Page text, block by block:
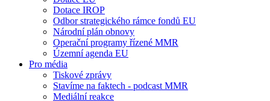
Dotace IROP
Odbor strategického rámce fondů EU
Národní plán obnovy
Operační programy řízené MMR
Územní agenda EU
Pro média
Tiskové zprávy
Stavíme na faktech - podcast MMR
Mediální reakce